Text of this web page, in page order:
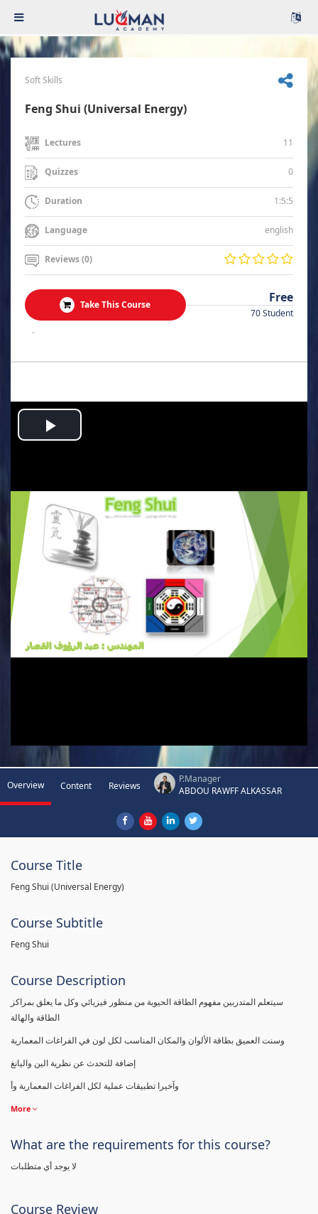
Soft Skills
Feng Shui (Universal Energy)
Lectures 11
Quizzes 0
Duration 1:5:5
Language english
Reviews (0)
Take This Course Free
70 Student
.
Play
Overview Content Reviews
P.Manager
ABDOU RAWFF ALKASSAR
Course Title
Feng Shui (Universal Energy)
Course Subtitle
Feng Shui
Course Description
سيتعلم المتدربين مفهوم الطاقة الحيوية من منظور فيزيائي وكل ما يعلق بمراكز
الطاقة والهالة
وسنت العميق بطاقة الألوان والمكان المناسب لكل لون في الفراغات المعمارية
إضافة للتحدث عن نظرية الين واليانغ
وآخيرا تطبيقات عملية لكل الفراغات المعمارية وأ
More
What are the requirements for this course?
لا يوجد أي متطلبات
Course Review